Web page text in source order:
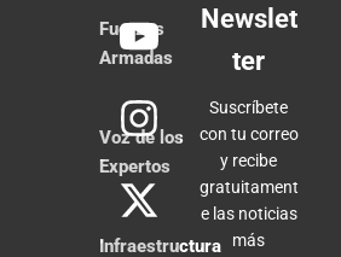
Fuerzas
Armadas
Voz de los
Expertos
Infraestructura
Newslet
ter
Suscríbete
con tu correo
y recibe
gratuitament
e las noticias
más